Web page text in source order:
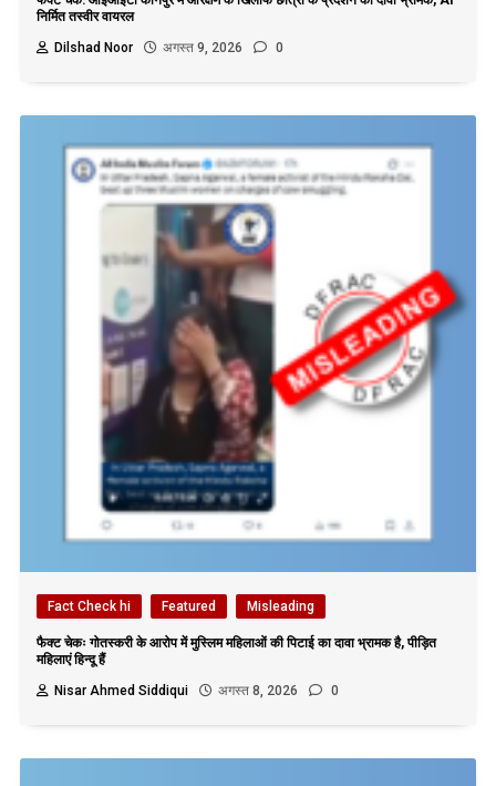
निर्मित तस्वीर वायरल
Dilshad Noor
अगस्त 9, 2026 0
Fact Check hi Featured Misleading
फैक्ट चेकः गोतस्करी के आरोप में मुस्लिम महिलाओं की पिटाई का दावा भ्रामक है, पीड़ित
महिलाएं हिन्दू हैं
Nisar Ahmed Siddiqui
अगस्त 8, 2026 0